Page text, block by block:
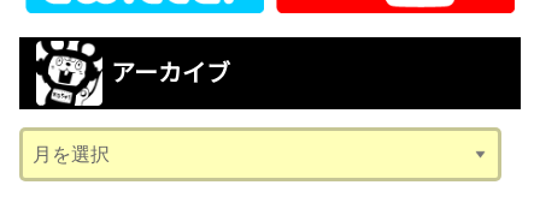
アーカイブ
ー